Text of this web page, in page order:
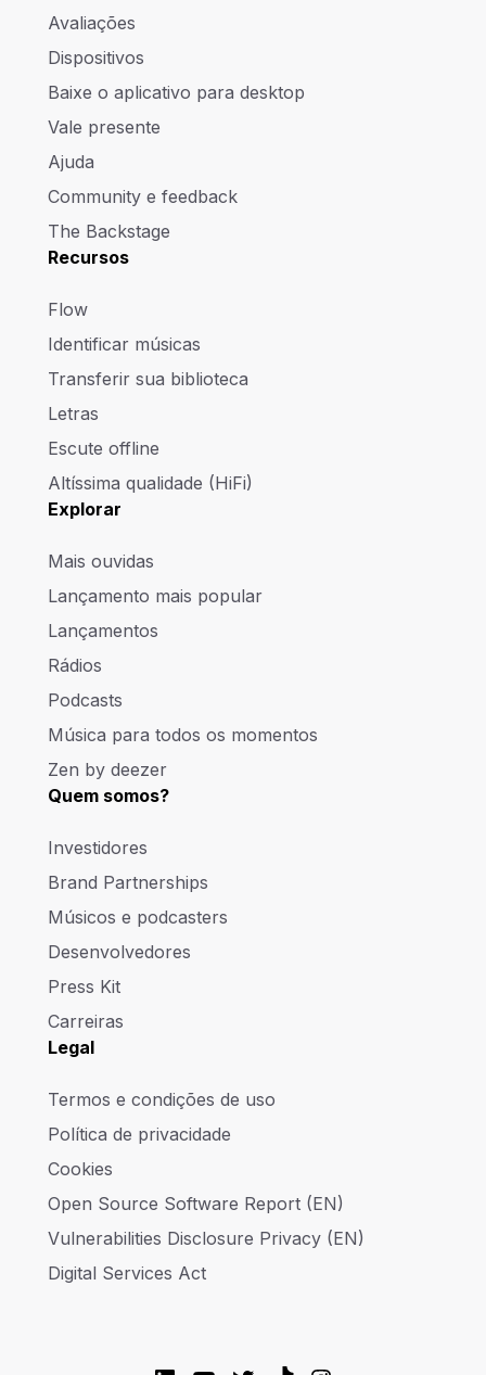
Avaliações
Dispositivos
Baixe o aplicativo para desktop
Vale presente
Ajuda
Community e feedback
The Backstage
Recursos
Flow
Identificar músicas
Transferir sua biblioteca
Letras
Escute offline
Altíssima qualidade (HiFi)
Explorar
Mais ouvidas
Lançamento mais popular
Lançamentos
Rádios
Podcasts
Música para todos os momentos
Zen by deezer
Quem somos?
Investidores
Brand Partnerships
Músicos e podcasters
Desenvolvedores
Press Kit
Carreiras
Legal
Termos e condições de uso
Política de privacidade
Cookies
Open Source Software Report (EN)
Vulnerabilities Disclosure Privacy (EN)
Digital Services Act